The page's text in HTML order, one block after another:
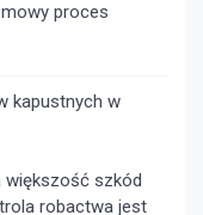
proces
kapustnych w
większość szkód
robactwa jest